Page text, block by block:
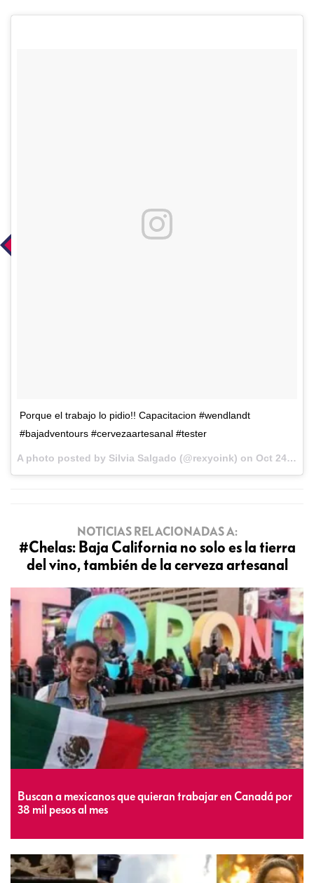
Porque el trabajo lo pidio!! Capacitacion #wendlandt
#bajadventours #cervezaartesanal #tester
A photo posted by Silvia Salgado (@rexyoink) on Oct 24, 2016 at 3:39pm PDT
NOTICIAS RELACIONADAS A:
#Chelas: Baja California no solo es la tierra
del vino, también de la cerveza artesanal
Buscan a mexicanos que quieran trabajar en Canadá por
38 mil pesos al mes